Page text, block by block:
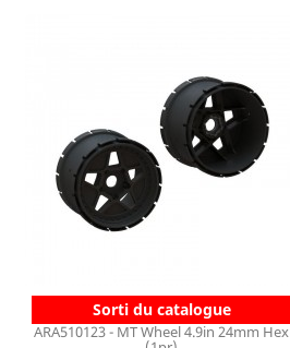
Sorti du catalogue
ARA510123 - MT Wheel 4.9in 24mm Hex